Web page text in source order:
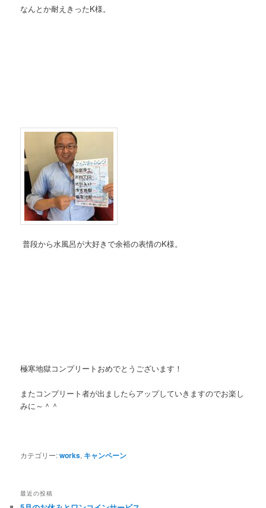
なんとか耐えきったK様。
普段から水風呂が大好きで余裕の表情のK様。
極寒地獄コンプリートおめでとうございます！
またコンプリート者が出ましたらアップしていきますのでお楽し
みに～＾＾
カテゴリー:works, キャンペーン
最近の投稿